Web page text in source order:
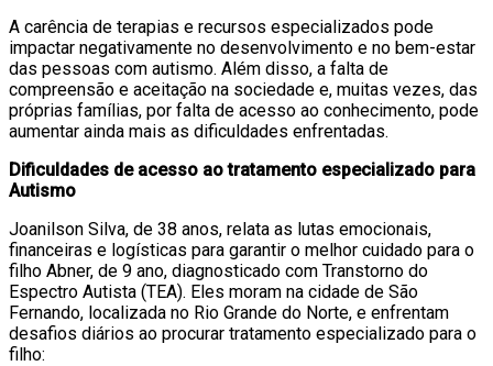
A carência de terapias e recursos especializados pode
impactar negativamente no desenvolvimento e no bem-estar
das pessoas com autismo. Além disso, a falta de
compreensão e aceitação na sociedade e, muitas vezes, das
próprias famílias, por falta de acesso ao conhecimento, pode
aumentar ainda mais as dificuldades enfrentadas.
Dificuldades de acesso ao tratamento especializado para
Autismo
Joanilson Silva, de 38 anos, relata as lutas emocionais,
financeiras e logísticas para garantir o melhor cuidado para o
filho Abner, de 9 ano, diagnosticado com Transtorno do
Espectro Autista (TEA). Eles moram na cidade de São
Fernando, localizada no Rio Grande do Norte, e enfrentam
desafios diários ao procurar tratamento especializado para o
filho: